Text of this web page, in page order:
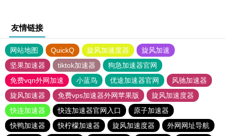
友情链接
网站地图 QuickQ 旋风加速度器
旋风加速
坚果加速器
tiktok加速器
狗急加速器官网
免费vqn外网加速
小蓝鸟 优途加速器官网
风驰加速器
旋风加速器
免费vps加速器外网苹果版
旋风加速度器
快连加速器
快连加速器官网入口
原子加速器
快鸭加速器
快柠檬加速器 旋风加速度器
外网网址导航